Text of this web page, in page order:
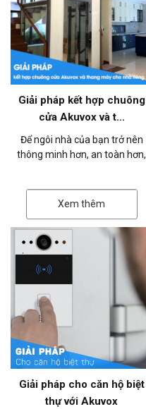
Giải pháp kết hợp chuông
cửa Akuvox và t...
Để ngôi nhà của bạn trở nên
thông minh hơn, an toàn hơn,
cửa...
Xem thêm
Giải pháp cho căn hộ biệt
thự với Akuvox